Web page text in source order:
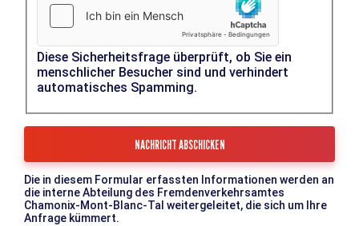
Diese Sicherheitsfrage überprüft, ob Sie ein
menschlicher Besucher sind und verhindert
automatisches Spamming.
Die in diesem Formular erfassten Informationen werden an
die interne Abteilung des Fremdenverkehrsamtes
Chamonix-Mont-Blanc-Tal weitergeleitet, die sich um Ihre
Anfrage kümmert.